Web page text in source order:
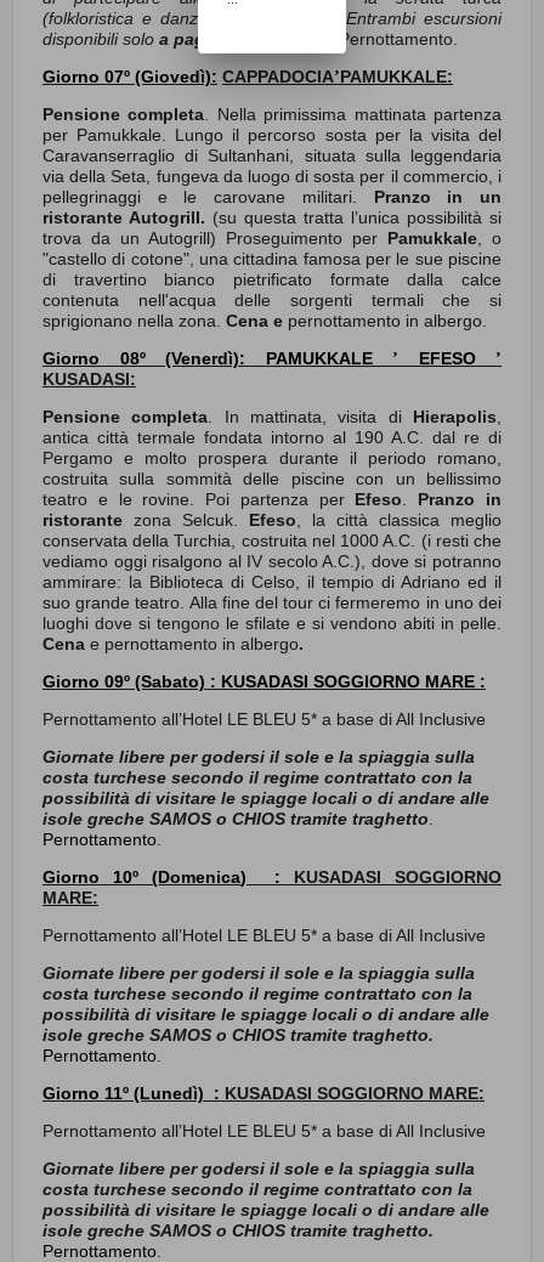
(folkloristica e danza popolare turca) Entrambi escursioni
disponibili solo a pagamento in loco.
Pernottamento.
Giorno 07º (Giovedì): CAPPADOCIA’PAMUKKALE:
Pensione completa . Nella primissima mattinata partenza
per Pamukkale. Lungo il percorso sosta per la visita del
Caravanserraglio di Sultanhani, situata sulla leggendaria
via della Seta, fungeva da luogo di sosta per il commercio, i
pellegrinaggi e le carovane militari. Pranzo in un
ristorante Autogrill. (su questa tratta l’unica possibilità si
trova da un Autogrill) Proseguimento per Pamukkale , o
"castello di cotone", una cittadina famosa per le sue piscine
di travertino bianco pietrificato formate dalla calce
contenuta nell'acqua delle sorgenti termali che si
sprigionano nella zona. Cena e pernottamento in albergo.
Giorno 08º (Venerdì): PAMUKKALE ’ EFESO ’
KUSADASI:
Pensione completa . In mattinata, visita di Hierapolis
antica città termale fondata intorno al 190 A.C. dal re di
Pergamo e molto prospera durante il periodo romano,
costruita sulla sommità delle piscine con un bellissimo
teatro e le rovine. Poi partenza per Efeso Pranzo
in
ristorante zona Selcuk. Efeso
la città classica meglio
conservata della Turchia, costruita nel 1000 A.C. (i resti che
vediamo oggi risalgono al IV secolo A.C.), dove si potranno
ammirare: la Biblioteca di Celso, il tempio di Adriano ed il
suo grande teatro. Alla fine del tour ci fermeremo in uno dei
luoghi dove si tengono le sfilate e si vendono abiti in pelle.
Cena e pernottamento in albergo.
Giorno 09º (Sabato) : KUSADASI SOGGIORNO MARE :
Pernottamento all’Hotel LE BLEU 5* a base di All Inclusive
Giornate libere per godersi il sole e la spiaggia sulla
costa turchese secondo il regime contrattato con la
possibilità di visitare le spiagge locali o di andare alle
isole greche SAMOS o CHIOS tramite traghetto
Pernottamento
Giorno 10º (Domenica) : KUSADASI SOGGIORNO
MARE:
Pernottamento all’Hotel LE BLEU 5* a base di All Inclusive
Giornate libere per godersi il sole e la spiaggia sulla
costa turchese secondo il regime contrattato con la
possibilità di visitare le spiagge locali o di andare alle
isole greche SAMOS o CHIOS tramite traghetto.
Pernottamento
Giorno 11º (Lunedì) : KUSADASI SOGGIORNO MARE:
Pernottamento all’Hotel LE BLEU 5* a base di All Inclusive
Giornate libere per godersi il sole e la spiaggia sulla
costa turchese secondo il regime contrattato con la
possibilità di visitare le spiagge locali o di andare alle
isole greche SAMOS o CHIOS tramite traghetto.
Pernottamento